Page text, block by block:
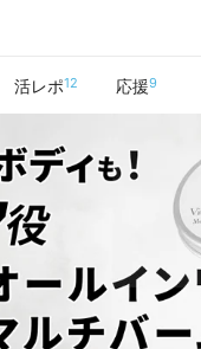
活レポ12 応援9